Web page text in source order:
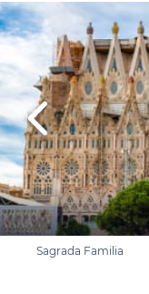
Sagrada Familia